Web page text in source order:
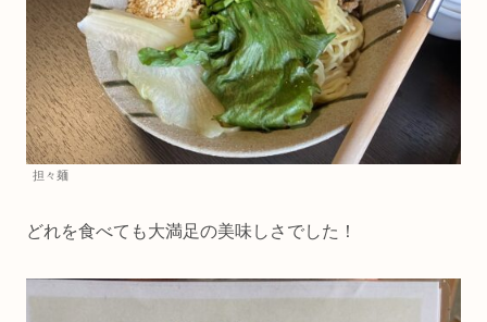
担々麺
どれを食べても大満足の美味しさでした！